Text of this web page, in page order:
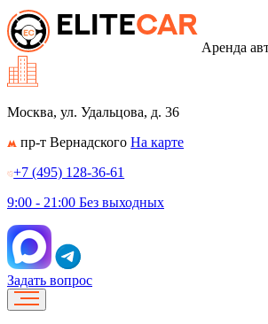
Аренда
Москва, ул. Удальцова, д. 36
пр-т ВернадскогоНа карте
+7 (495) 128-36-61
9:00 - 21:00 Без выходных
Задать вопрос